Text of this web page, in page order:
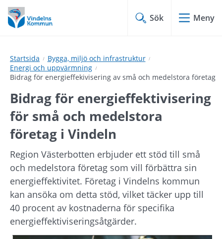
Hoppa
till
innehåll
Hoppa
till
undermeny
Sök Meny
Startsida
Bygga, miljö och infrastruktur
Energi och uppvärmning
Bidrag för energieffekivisering av små och medelstora företag
Bidrag för energieffektivisering
för små och medelstora
företag i Vindeln
Region Västerbotten erbjuder ett stöd till små
och medelstora företag som vill förbättra sin
energieffektivitet. Företag i Vindelns kommun
kan ansöka om detta stöd, vilket täcker upp till
40 procent av kostnaderna för specifika
energieffektiviseringsåtgärder.